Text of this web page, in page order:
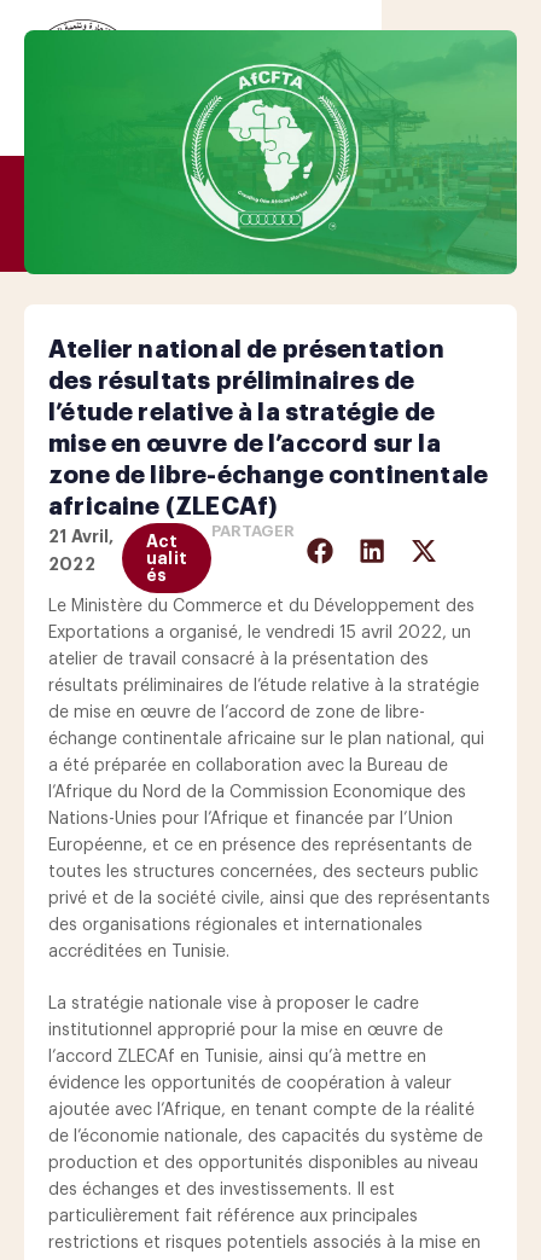
Atelier national de présentation
des résultats préliminaires de
l’étude relative à la stratégie de
mise en œuvre de l’accord sur la
zone de libre-échange continentale
africaine (ZLECAf)
21 Avril,
2022
Act
ualit
és
PARTAGER
Le Ministère du Commerce et du Développement des
Exportations a organisé, le vendredi 15 avril 2022, un
atelier de travail consacré à la présentation des
résultats préliminaires de l’étude relative à la stratégie
de mise en œuvre de l’accord de zone de libre-
échange continentale africaine sur le plan national, qui
a été préparée en collaboration avec la Bureau de
l’Afrique du Nord de la Commission Economique des
Nations-Unies pour l’Afrique et financée par l’Union
Européenne, et ce en présence des représentants de
toutes les structures concernées, des secteurs public
privé et de la société civile, ainsi que des représentants
des organisations régionales et internationales
accréditées en Tunisie.
La stratégie nationale vise à proposer le cadre
institutionnel approprié pour la mise en œuvre de
l’accord ZLECAf en Tunisie, ainsi qu’à mettre en
évidence les opportunités de coopération à valeur
ajoutée avec l’Afrique, en tenant compte de la réalité
de l’économie nationale, des capacités du système de
production et des opportunités disponibles au niveau
des échanges et des investissements. Il est
particulièrement fait référence aux principales
restrictions et risques potentiels associés à la mise en